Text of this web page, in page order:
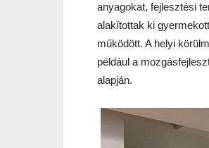
anyagokat, fejlesztési
alakítottak ki
működött. A helyi
például a
alapján.